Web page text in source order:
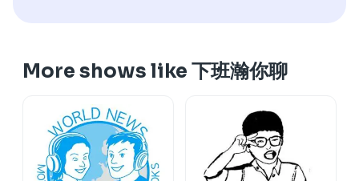
More shows like 下班瀚你聊